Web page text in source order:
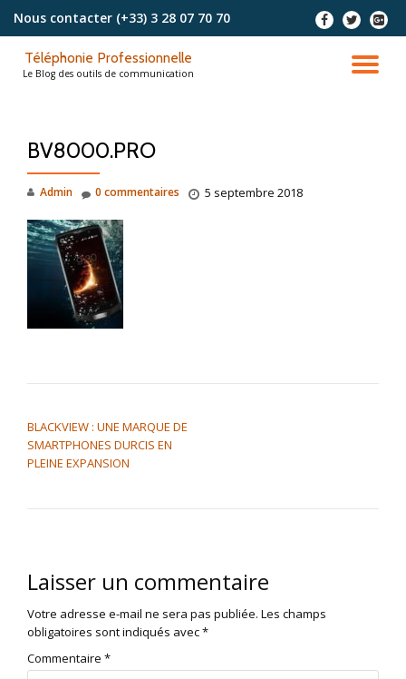
contenu
Nous contacter (+33) 3 28 07 70 70 - - -
Téléphonie Professionnelle
Le Blog des outils de communication
BV8000.PRO
Admin 5 septembre 2018
0 commentaires
BLACKVIEW : UNE MARQUE DE
SMARTPHONES DURCIS EN
PLEINE EXPANSION
Laisser un commentaire
Votre adresse e-mail ne sera pas publiée. Les champs
obligatoires sont indiqués avec*
Commentaire *